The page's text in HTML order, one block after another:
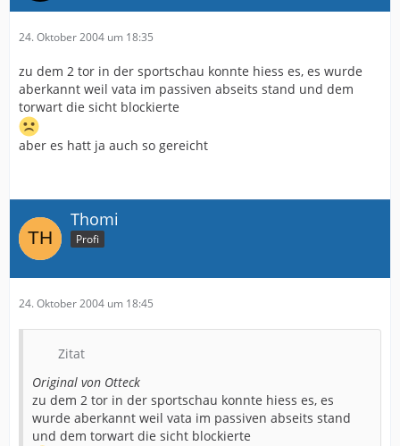
24. Oktober 2004 um 18:35
zu dem 2 tor in der sportschau konnte hiess es, es wurde
aberkannt weil vata im passiven abseits stand und dem
torwart die sicht blockierte
aber es hatt ja auch so gereicht
Thomi
Profi
24. Oktober 2004 um 18:45
Zitat
Original von Otteck
zu dem 2 tor in der sportschau konnte hiess es, es
wurde aberkannt weil vata im passiven abseits stand
und dem torwart die sicht blockierte